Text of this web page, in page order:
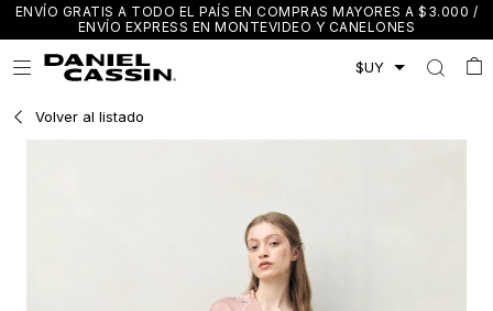
ENVÍO GRATIS A TODO EL PAÍS EN COMPRAS MAYORES A $3.000 /
ENVÍO EXPRESS EN MONTEVIDEO Y CANELONES

Volver al listado